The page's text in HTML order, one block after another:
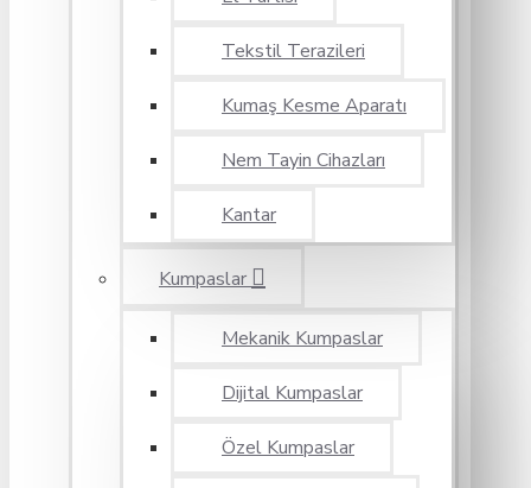
Tekstil Terazileri
Kumaş Kesme Aparatı
Nem Tayin Cihazları
Kantar
Kumpaslar
Mekanik Kumpaslar
Dijital Kumpaslar
Özel Kumpaslar